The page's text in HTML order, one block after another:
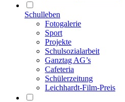
Schulleben
Fotogalerie
Sport
Projekte
Schulsozialarbeit
Ganztag AG’s
Cafeteria
Schülerzeitung
Leichhardt-Film-Preis